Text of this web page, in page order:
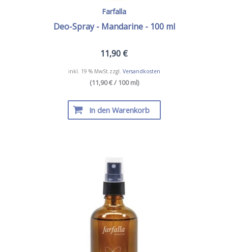
Farfalla
Deo-Spray - Mandarine - 100 ml
11,90 €
inkl. 19 % MwSt. zzgl. Versandkosten
(11,90 € / 100 ml)
In den Warenkorb